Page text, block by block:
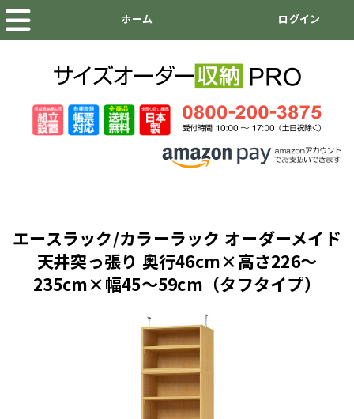
エースラック/カラーラック オーダーメイド
天井突っ張り 奥行46cm×高さ226～
235cm×幅45～59cm（タフタイプ）